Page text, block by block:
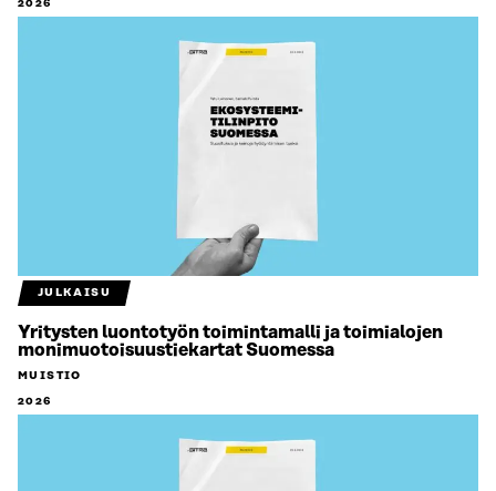
2026
JULKAISU
Yritysten luontotyön toimintamalli ja toimialojen
monimuotoisuustiekartat Suomessa
MUISTIO
2026